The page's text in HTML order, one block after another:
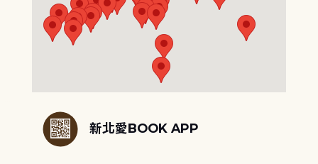
新北愛BOOK APP